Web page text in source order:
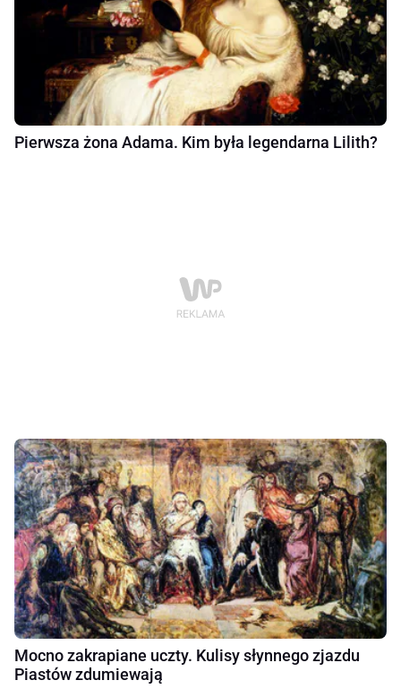
Pierwsza żona Adama. Kim była legendarna Lilith?
Mocno zakrapiane uczty. Kulisy słynnego zjazdu
Piastów zdumiewają